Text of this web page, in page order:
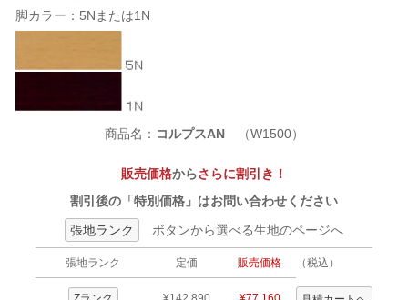
脚カラー：5Nまたは1N
商品名： コルプスAN（W1500）
販売価格からさらに割引き！
割引後の「特別価格」はお問い合わせください
張地ランク
ボタンから選べる生地のページへ
張地ランク 定価 販売価格 （税込）